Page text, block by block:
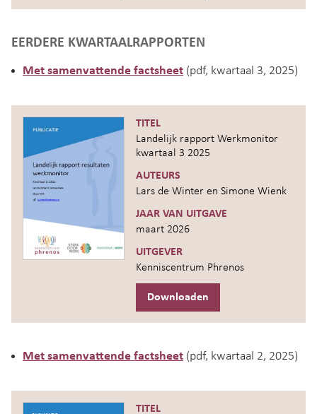
EERDERE KWARTAALRAPPORTEN
Met samenvattende factsheet (pdf, kwartaal 3, 2025)
TITEL
Landelijk rapport Werkmonitor
kwartaal 3 2025
AUTEURS
Lars de Winter en Simone Wienk
JAAR VAN UITGAVE
maart 2026
UITGEVER
Kenniscentrum Phrenos
Downloaden
Met samenvattende factsheet (pdf, kwartaal 2, 2025)
TITEL